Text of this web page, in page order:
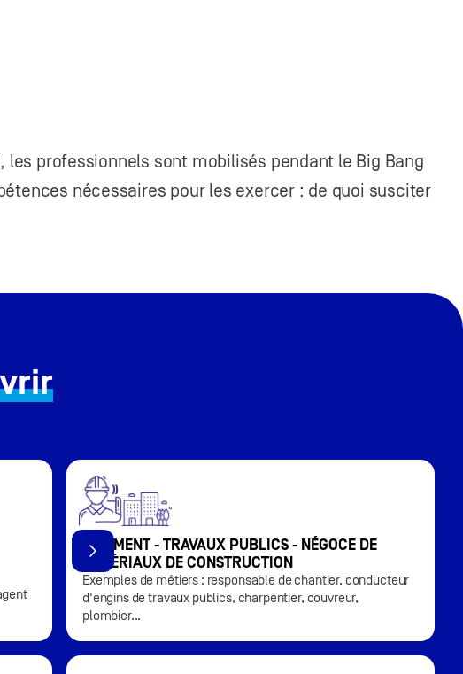
professionnels sont mobilisés pendant le Big Bang
nécessaires pour les exercer : de quoi susciter
BÂTIMENT - TRAVAUX PUBLICS - NÉGOCE DE
MATÉRIAUX DE CONSTRUCTION
Exemples de métiers : responsable de chantier, conducteur
d'engins de travaux publics, charpentier, couvreur,
plombier...